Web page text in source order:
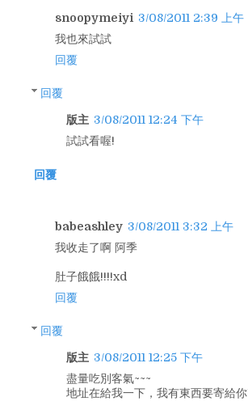
snoopymeiyi 3/08/2011 2:39 上午
我也來試試
回覆
回覆
版主 3/08/2011 12:24 下午
試試看喔!
回覆
babeashley 3/08/2011 3:32 上午
我收走了啊 阿季
肚子餓餓!!!!xd
回覆
回覆
版主 3/08/2011 12:25 下午
盡量吃別客氣~~~
地址在給我一下，我有東西要寄給你^^